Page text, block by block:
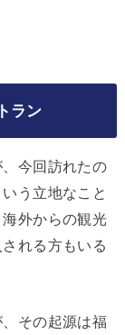
ラン
今回訪れたの
う立地なこと
外からの観光
れる方もいる
その起源は福